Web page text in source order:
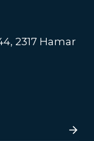
2317 Hamar